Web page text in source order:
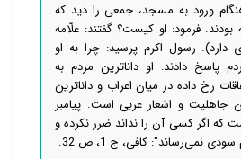
ورود به مسجد، جمعی را دید که
فرمود: او کیست؟ گفتند: علّامه
دارد). رسول اکرم پرسید: چرا به او
پاسخ دادند: او داناترین مردم به
رخ داده در میان اعراب و داناترین
جاهلیت و اشعار عربی است. پیامبر
که اگر کسی آن را نداند ضرر نکرده و
نمی‌رساند": كافی، ج 1، ص 32.